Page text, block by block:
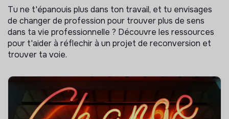
Tu ne t'épanouis plus dans ton travail, et tu envisages
de changer de profession pour trouver plus de sens
dans ta vie professionnelle ? Découvre les ressources
pour t'aider à réflechir à un projet de reconversion et
trouver ta voie.